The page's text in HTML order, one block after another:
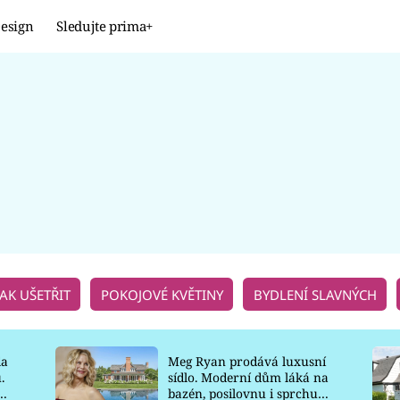
Sledujte prima+
UŠETŘIT POKOJOVÉ KVĚTINY BYDLENÍ SLAVNÝCH
Meg Ryan prodává luxusní
sídlo. Moderní dům láká na
bazén, posilovnu i sprchu